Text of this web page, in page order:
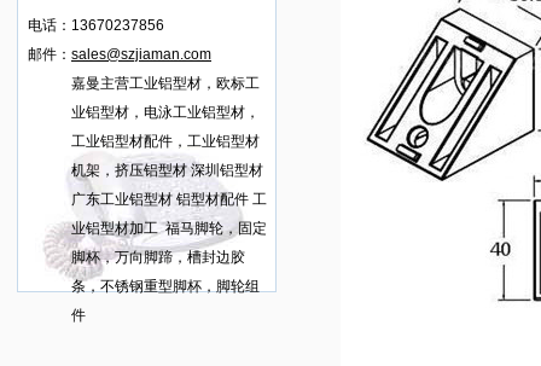
电话： 13670237856
邮件： sales@szjiaman.com
嘉曼主营工业铝型材，欧标工
业铝型材，电泳工业铝型材，
工业铝型材配件，工业铝型材
机架，挤压铝型材深圳铝型材
广东工业铝型材 铝型材配件 工
业铝型材加工 福马脚轮，固定
脚杯，万向脚蹄，槽封边胶
条，不锈钢重型脚杯，脚轮组
件